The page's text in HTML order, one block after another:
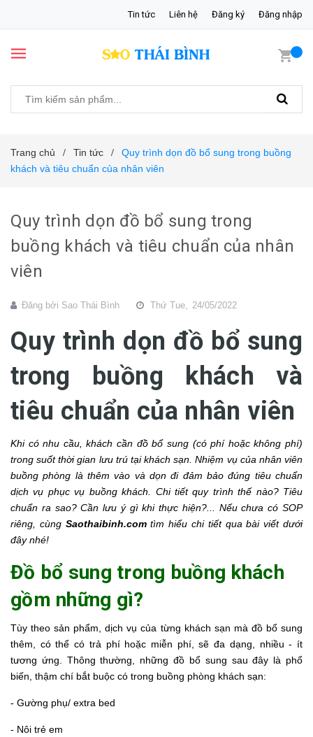
Tin tức Liên hệ Đăng ký Đăng nhập
Trang chủ / Tin tức /
Quy trình dọn đồ bổ sung trong buồng
khách và tiêu chuẩn của nhân viên
Quy trình dọn đồ bổ sung trong
buồng khách và tiêu chuẩn của nhân
viên
Đăng bởi Sao Thái Bình Thứ Tue, 24/05/2022
Quy trình dọn đồ bổ sung
trong buồng khách và
tiêu chuẩn của nhân viên
Khi có nhu cầu, khách cần đồ bổ sung (có phí hoặc không phí)
trong suốt thời gian lưu trú tại khách sạn. Nhiệm vụ của nhân viên
buồng phòng là thêm vào và dọn đi đảm bảo đúng tiêu chuẩn
dịch vụ phục vụ buồng khách. Chi tiết quy trình thế nào? Tiêu
chuẩn ra sao? Cần lưu ý gì khi thực hiện?... Nếu chưa có SOP
riêng, cùng Saothaibinh.comtìm hiểu chi tiết qua bài viết dưới
đây nhé!
Đồ bổ sung trong buồng khách
gồm những gì?
Tùy theo sản phẩm, dịch vụ của từng khách sạn mà đồ bổ sung
thêm, có thể có trả phí hoặc miễn phí, sẽ đa dạng, nhiều - ít
tương ứng. Thông thường, những đồ bổ sung sau đây là phổ
biến, thậm chí bắt buộc có trong buồng phòng khách sạn:
- Gường phụ/ extra bed
- Nôi trẻ em